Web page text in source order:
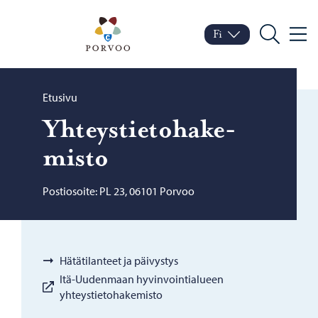
Porvoo – Siirry
Vaihda kieltä
Nykyinen kieli: Suomi
Fi
Hae
Selaa:
Etusivu
Yh­teys­tie­to­ha­ke­
mis­to
Postiosoite: PL 23, 06101 Porvoo
Hätätilanteet ja päivystys
Itä-Uudenmaan hyvinvointialueen
yhteystietohakemisto